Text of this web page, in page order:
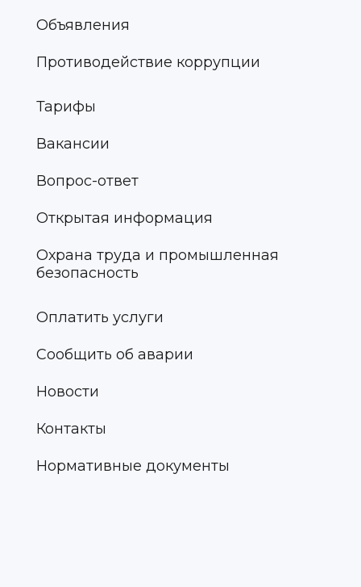
Объявления
Противодействие коррупции
Тарифы
Вакансии
Вопрос-ответ
Открытая информация
Охрана труда и промышленная
безопасность
Оплатить услуги
Сообщить об аварии
Новости
Контакты
Нормативные документы